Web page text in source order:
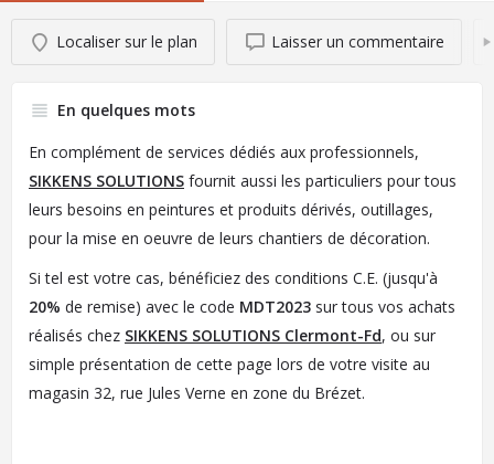
Localiser sur le plan Laisser un commentaire
En quelques mots
En complément de services dédiés aux professionnels,
SIKKENS SOLUTIONS fournit aussi les particuliers pour tous
leurs besoins en peintures et produits dérivés, outillages,
pour la mise en oeuvre de leurs chantiers de décoration.
Si tel est votre cas, bénéficiez des conditions C.E. (jusqu'à
20% de remise) avec le code MDT2023 sur tous vos achats
réalisés chez SIKKENS SOLUTIONS Clermont-Fd, ou sur
simple présentation de cette page lors de votre visite au
magasin 32, rue Jules Verne en zone du Brézet.